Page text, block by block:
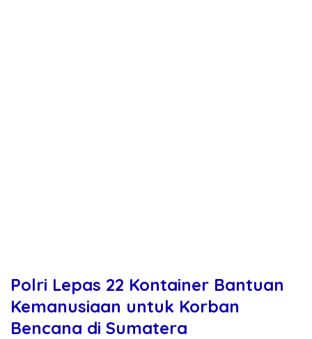
Polri Lepas 22 Kontainer Bantuan
Kemanusiaan untuk Korban
Bencana di Sumatera